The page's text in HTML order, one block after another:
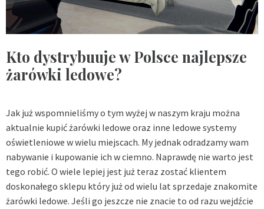
Kto dystrybuuje w Polsce najlepsze
żarówki ledowe?
Jak już wspomnieliśmy o tym wyżej w naszym kraju można
aktualnie kupić żarówki ledowe oraz inne ledowe systemy
oświetleniowe w wielu miejscach. My jednak odradzamy wam
nabywanie i kupowanie ich w ciemno. Naprawdę nie warto jest
tego robić. O wiele lepiej jest już teraz zostać klientem
doskonałego sklepu który już od wielu lat sprzedaje znakomite
żarówki ledowe. Jeśli go jeszcze nie znacie to od razu wejdźcie